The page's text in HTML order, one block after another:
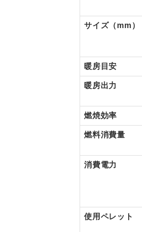
サイズ（mm）
暖房目安
暖房出力
燃焼効率
燃料消費量
消費電力
使用ペレット